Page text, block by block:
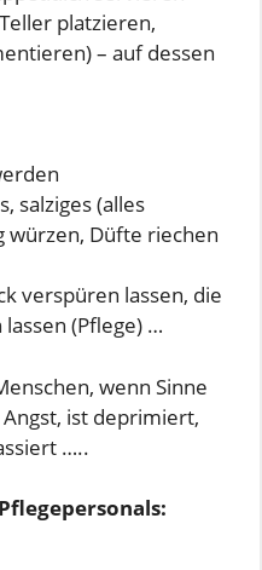
platzieren,
– auf dessen
salziges (alles
würzen, Düfte riechen
verspüren lassen, die
(Pflege) …
wenn Sinne
ist deprimiert,
…..